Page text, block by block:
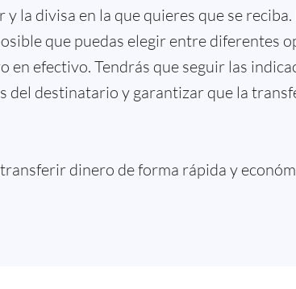
la divisa en la que quieres que se
que puedas elegir entre diferentes
en efectivo. Tendrás que seguir las
destinatario y garantizar que la
dinero de forma rápida y